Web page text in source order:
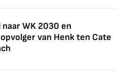
WK 2030 en
van Henk ten Cate